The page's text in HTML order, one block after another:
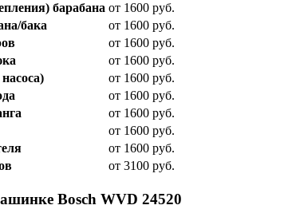
барабана от 1600 руб.
бака
от 1600 руб.
от 1600 руб.
от 1600 руб.
от 1600 руб.
от 1600 руб.
от 1600 руб.
от 1600 руб.
от 1600 руб.
от 3100 руб.
Bosch WVD 24520